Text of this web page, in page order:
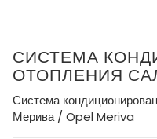
СИСТЕМА
ОТОПЛЕНИЯ
Система
Мерива / Opel Meriva